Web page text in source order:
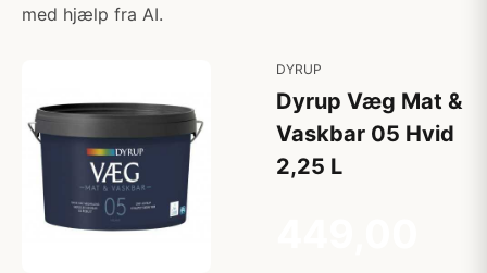
med hjælp fra AI.
DYRUP
Dyrup Væg Mat &
Vaskbar 05 Hvid
2,25 L